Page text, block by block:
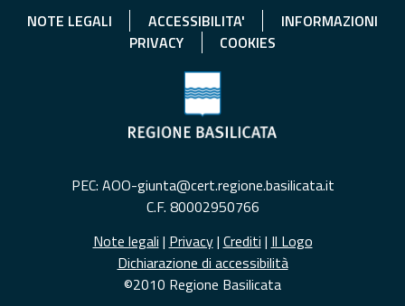
NOTE LEGALI ACCESSIBILITA'
INFORMAZIONI
PRIVACY
COOKIES
PEC: AOO-giunta@cert.regione.basilicata.it
C.F. 80002950766
Note legali | Privacy| Crediti | Il Logo
Dichiarazione di accessibilità
©2010 Regione Basilicata